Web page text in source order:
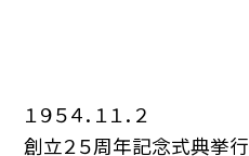
１９５４．１１．２
創立２５周年記念式典挙行